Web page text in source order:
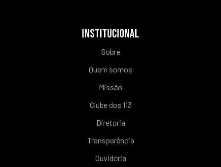
INSTITUCIONAL
Sobre
Quem somos
Missão
Clube dos 113
Diretoria
Transparência
Ouvidoria